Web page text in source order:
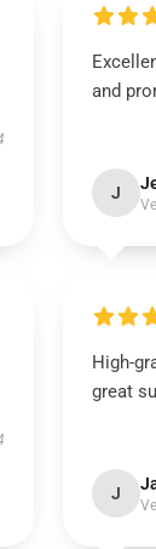
and
J
High-
great
J